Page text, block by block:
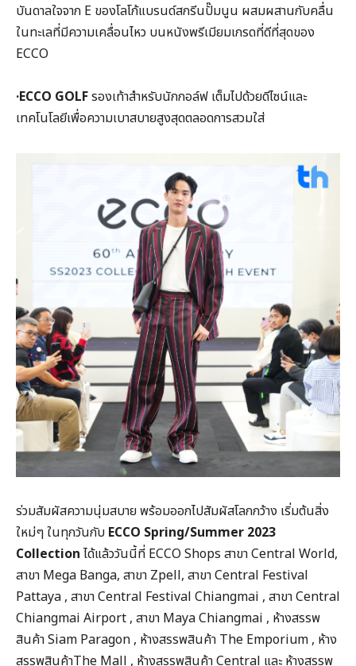
บันดาลใจจาก E ของโลโก้แบรนด์สกรีนปั๊มนูน ผสมผสานกับคลื่น
ในทะเลที่มีความเคลื่อนไหว บนหนังพรีเมียมเกรดที่ดีที่สุดของ
ECCO
·ECCO GOLFรองเท้าสำหรับนักกอล์ฟ เต็มไปด้วยดีไซน์และ
เทคโนโลยีเพื่อความเบาสบายสูงสุดตลอดการสวมใส่
ร่วมสัมผัสความนุ่มสบาย พร้อมออกไปสัมผัสโลกกว้าง เริ่มต้นสิ่ง
ใหม่ๆ ในทุกวันกับ ECCO Spring/Summer 2023
Collection ได้แล้ววันนี้ที่ ECCO Shops สาขา Central World,
สาขา Mega Banga, สาขา Zpell, สาขา Central Festival
Pattaya , สาขา Central Festival Chiangmai , สาขา Central
Chiangmai Airport , สาขา Maya Chiangmai , ห้างสรรพ
สินค้า Siam Paragon , ห้างสรรพสินค้า The Emporium , ห้าง
สรรพสินค้าThe Mall , ห้างสรรพสินค้า Central และ ห้างสรรพ